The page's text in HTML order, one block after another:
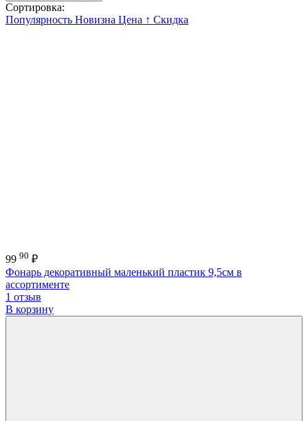
Сортировка:
Популярность Новизна Цена ↑ Скидка
99 90 ₽
Фонарь декоративный маленький пластик 9,5см в
ассортименте
1 отзыв
В корзину